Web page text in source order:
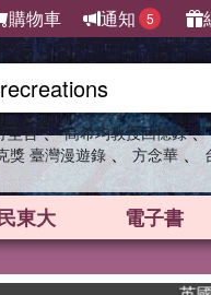
購物車 通知 5
圭吾 、 高希均教授回憶錄 、
獎 臺灣漫遊錄 、 方念華 、
東大 電子書